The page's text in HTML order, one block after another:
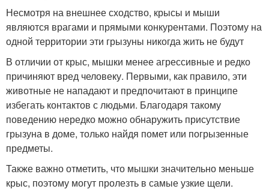
Несмотря на внешнее сходство, крысы и мыши
являются врагами и прямыми конкурентами. Поэтому на
одной территории эти грызуны никогда жить не будут
В отличии от крыс, мышки менее агрессивные и редко
причиняют вред человеку. Первыми, как правило, эти
животные не нападают и предпочитают в принципе
избегать контактов с людьми. Благодаря такому
поведению нередко можно обнаружить присутствие
грызуна в доме, только найдя помет или погрызенные
предметы.
Также важно отметить, что мышки значительно меньше
крыс, поэтому могут пролезть в самые узкие щели.